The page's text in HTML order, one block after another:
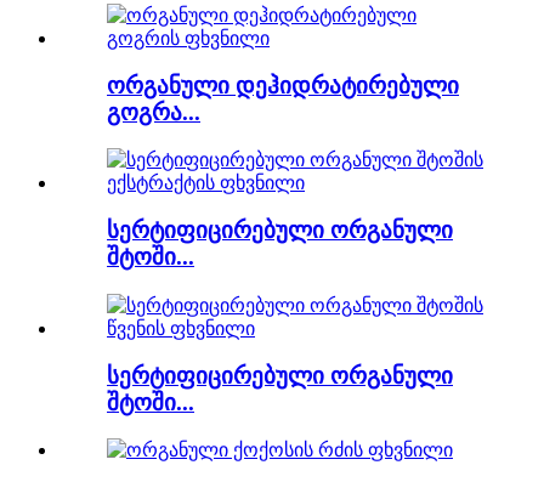
ორგანული დეჰიდრატირებული
გოგრა...
სერტიფიცირებული ორგანული
შტოში...
სერტიფიცირებული ორგანული
შტოში...